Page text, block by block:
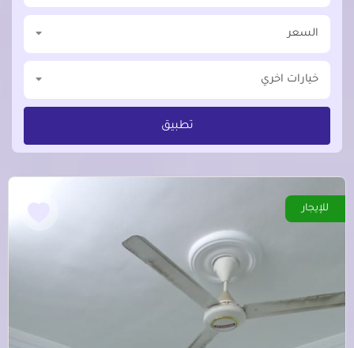
السعر
خيارات اخري
تطبيق
للإيجار